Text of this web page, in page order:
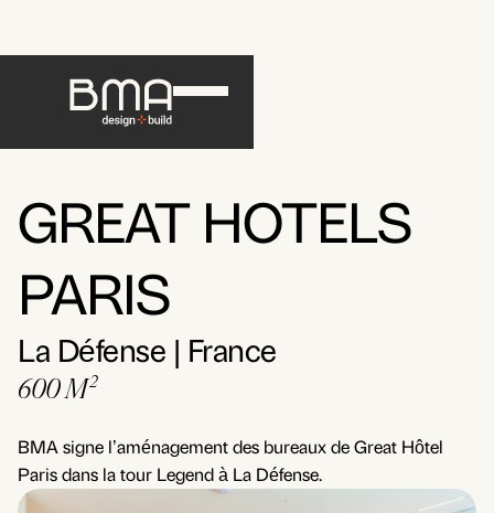
GREAT HOTELS
PARIS
La Défense | France
600 M²
BMA signe l’aménagement des bureaux de Great Hôtel
Paris dans la tour Legend à La Défense.